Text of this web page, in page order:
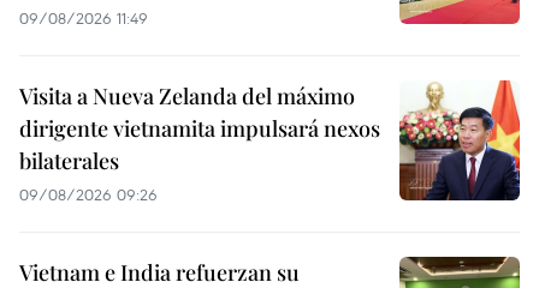
09/08/2026 11:49
Visita a Nueva Zelanda del máximo
dirigente vietnamita impulsará nexos
bilaterales
09/08/2026 09:26
Vietnam e India refuerzan su